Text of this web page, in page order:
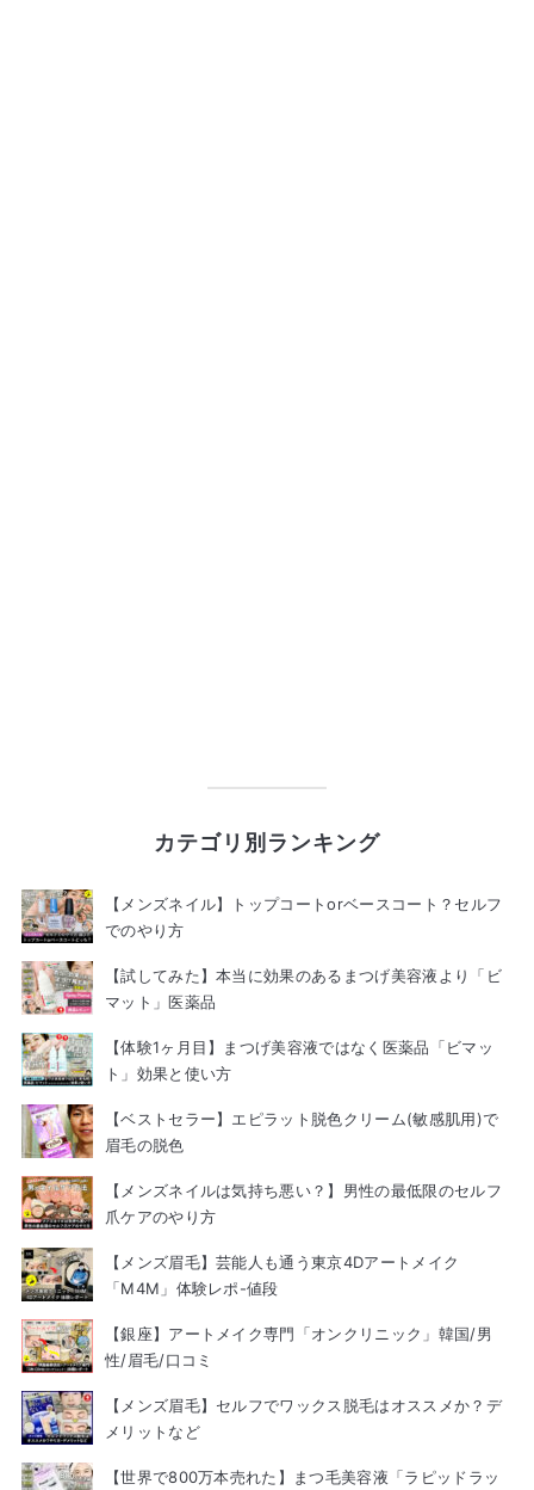
カテゴリ別ランキング
【メンズネイル】トップコートorベースコート？セルフ
でのやり方
【試してみた】本当に効果のあるまつげ美容液より「ビ
マット」医薬品
【体験1ヶ月目】まつげ美容液ではなく医薬品「ビマッ
ト」効果と使い方
【ベストセラー】エピラット脱色クリーム(敏感肌用)で
眉毛の脱色
【メンズネイルは気持ち悪い？】男性の最低限のセルフ
爪ケアのやり方
【メンズ眉毛】芸能人も通う東京4Dアートメイク
「M4M」体験レポ-値段
【銀座】アートメイク専門「オンクリニック」韓国/男
性/眉毛/口コミ
【メンズ眉毛】セルフでワックス脱毛はオススメか？デ
メリットなど
【世界で800万本売れた】まつ毛美容液「ラピッドラッ